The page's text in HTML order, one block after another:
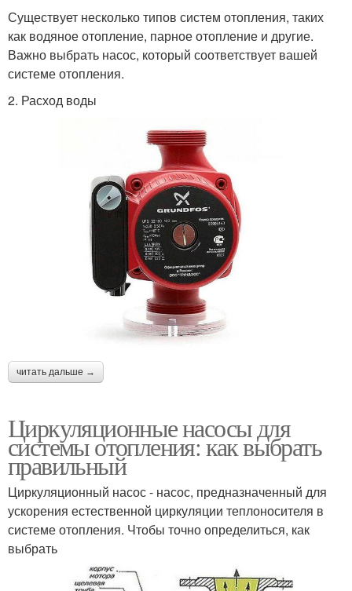
Существует несколько типов систем отопления, таких
как водяное отопление, парное отопление и другие.
Важно выбрать насос, который соответствует вашей
системе отопления.
2. Расход воды
читать дальше →
Циркуляционные насосы для
системы отопления: как выбрать
правильный
Циркуляционный насос - насос, предназначенный для
ускорения естественной циркуляции теплоносителя в
системе отопления. Чтобы точно определиться, как
выбрать